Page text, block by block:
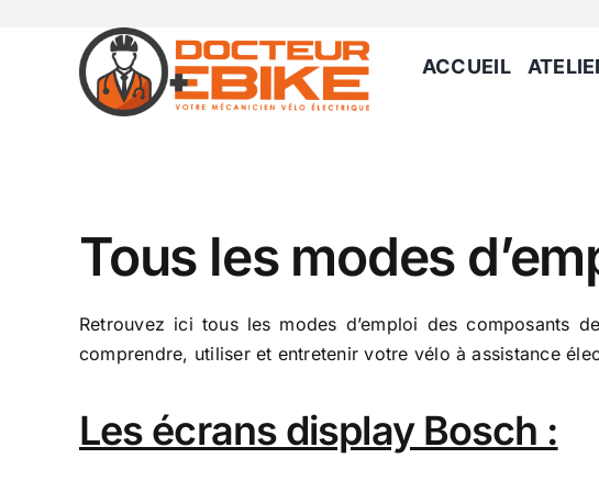
ACCUEIL
Tous les modes
Retrouvez ici tous les modes d’emploi des composants
comprendre, utiliser et entretenir votre vélo à assistance
Les écrans display Bosch :